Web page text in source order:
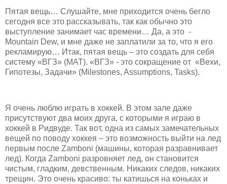
Пятая вещь… Слушайте, мне приходится очень бегло
сегодня все это рассказывать, так как обычно это
выступление занимает час времени… Да, а это -
Mountain Dew, и мне даже не заплатили за то, что я его
рекламирую… Итак, пятая вещь – это создать для себя
систему «ВГЗ» (MAT). «ВГЗ» - это сокращение от «Вехи,
Гипотезы, Задачи» (Milestones, Assumptions, Tasks).
Я очень люблю играть в хоккей. В этом зале даже
присутствуют два моих друга, с которыми я играю в
хоккей в Ридвуде. Так вот, одна из самых замечательных
вещей по поводу хоккея – это возможность выйти на лед
первым после Zamboni (машины, которая разравнивает
лед). Когда Zamboni разровняет лед, он становится
чистым, гладким, девственным. Никаких следов, никаких
трещин. Это очень красиво: ты катишься на коньках и